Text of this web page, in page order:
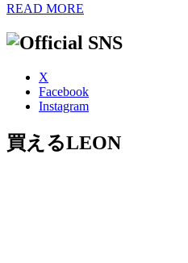
READ MORE
X
Facebook
Instagram
買えるLEON